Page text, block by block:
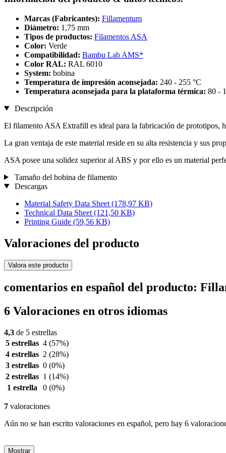
Marcas (Fabricantes): Fillamentum
Diámetro: 1,75 mm
Tipos de productos: Filamentos ASA
Color: Verde
Compatibilidad: Bambu Lab AMS*
Color RAL: RAL 6010
System: bobina
Temperatura de impresión aconsejada: 240 - 255 °C
Temperatura aconsejada para la plataforma térmica: 80 -
Descripción
El filamento ASA Extrafill es ideal para la fabricación de prototipos,
La gran ventaja de este material reside en su alta resistencia y sus
ASA posee una solidez superior al ABS y por ello es un material
Tamaño del bobina de filamento
Descargas
Material Safety Data Sheet (178,97 KB)
Technical Data Sheet (121,50 KB)
Printing Guide (59,56 KB)
Valoraciones del producto
Valora este producto
comentarios en español del producto:
6 Valoraciones en otros idiomas
4,3 de 5 estrellas
5 estrellas 4 (57%)
4 estrellas 2 (28%)
3 estrellas 0 (0%)
2 estrellas 1 (14%)
1 estrella
0 (0%)
7 valoraciones
Aún no se han escrito valoraciones en español, pero hay 6
Mostrar